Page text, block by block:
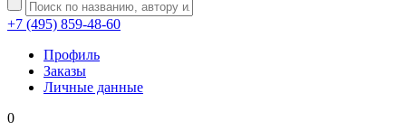
+7 (495) 859-48-60
Профиль
Заказы
Личные данные
0